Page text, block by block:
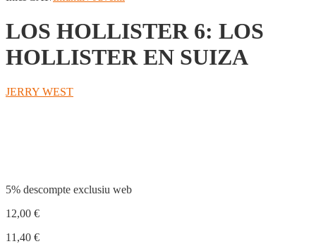
LOS HOLLISTER 6: LOS
HOLLISTER EN SUIZA
JERRY WEST
5% descompte exclusiu web
12,00 €
11,40 €